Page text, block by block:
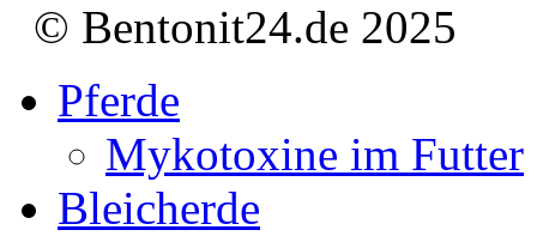
© Bentonit24.de 2025
Pferde
Mykotoxine im Futter
Bleicherde